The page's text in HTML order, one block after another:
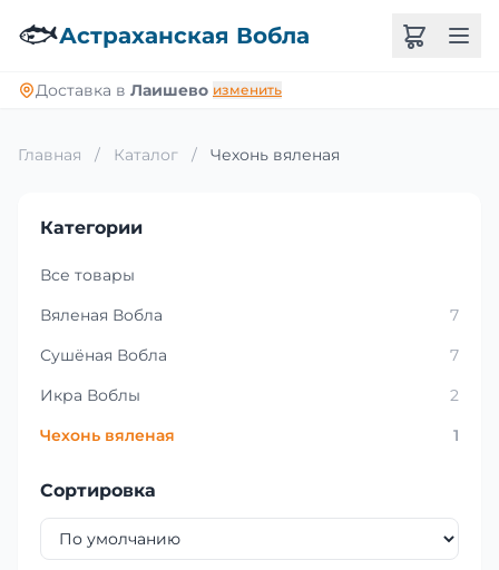
🐟Астраханская Вобла
Доставка в Лаишево изменить
Главная / Каталог / Чехонь вяленая
Категории
Все товары
Вяленая Вобла
7
Сушёная Вобла
7
Икра Воблы
2
Чехонь вяленая
1
Сортировка